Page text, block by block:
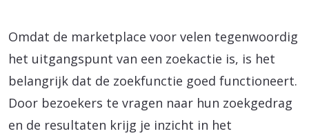
Omdat de marketplace voor velen tegenwoordig
het uitgangspunt van een zoekactie is, is het
belangrijk dat de zoekfunctie goed functioneert.
Door bezoekers te vragen naar hun zoekgedrag
en de resultaten krijg je inzicht in het